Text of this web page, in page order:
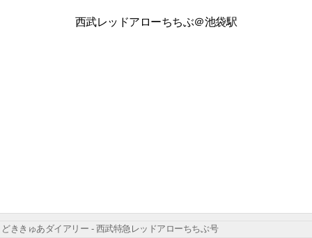
西武レッドアローちちぶ＠池袋駅
どききゅあダイアリー - 西武特急レッドアローちちぶ号